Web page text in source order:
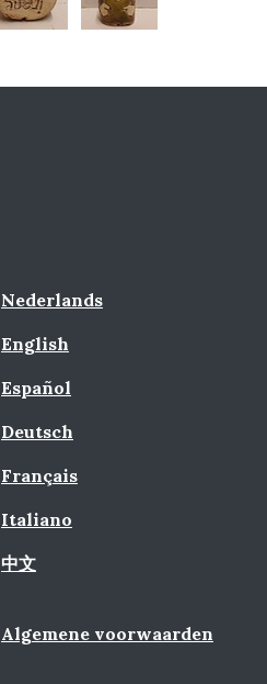
Nederlands
English
Español
Deutsch
Français
Italiano
中文
Algemene voorwaarden